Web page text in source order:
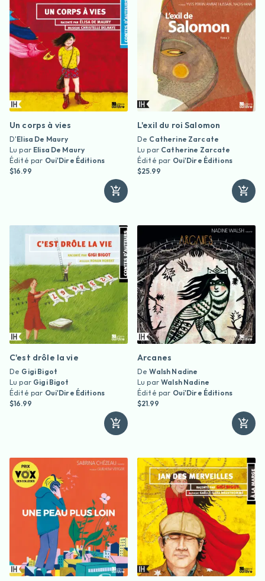
Un corps à vies
D'Elisa De Maury
Lu par Elisa De Maury
Édité par Oui'Dire Éditions
$16.99
L'exil du roi Salomon
De Catherine Zarcate
Lu par Catherine Zarcate
Édité par Oui'Dire Éditions
$25.99
C'est drôle la vie
De Gigi Bigot
Lu par Gigi Bigot
Édité par Oui'Dire Éditions
$16.99
Arcanes
DeWalsh Nadine
Lu parWalsh Nadine
Édité par Oui'Dire Éditions
$21.99